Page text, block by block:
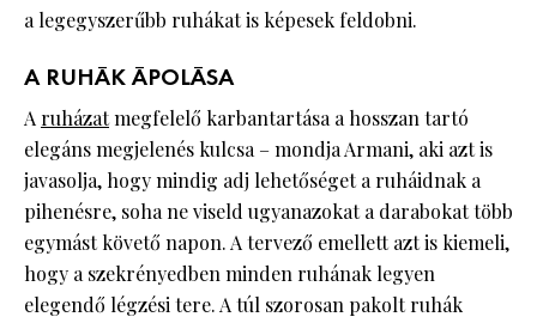
a legegyszerűbb ruhákat is képesek feldobni.
A RUHÁK ÁPOLÁSA
A ruházatmegfelelő karbantartása a hosszan tartó
elegáns megjelenés kulcsa – mondja Armani, aki azt is
javasolja, hogy mindig adj lehetőséget a ruháidnak a
pihenésre, soha ne viseld ugyanazokat a darabokat több
egymást követő napon. A tervező emellett azt is kiemeli,
hogy a szekrényedben minden ruhának legyen
elegendő légzési tere. A túl szorosan pakolt ruhák